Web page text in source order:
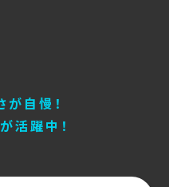
自慢！
活躍中！